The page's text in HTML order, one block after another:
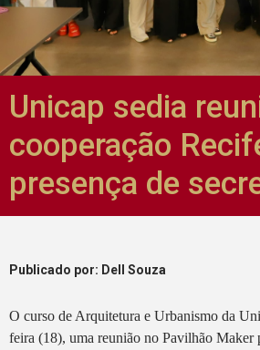
Unicap sedia
cooperação
presença de
Publicado por: Dell Souza
O curso de Arquitetura e Urbanismo da
feira (18), uma reunião no Pavilhão Maker